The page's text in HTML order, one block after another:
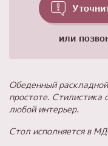
или
Обеденный
простоте. Стилистика
любой интерьер.
Стол исполняется в